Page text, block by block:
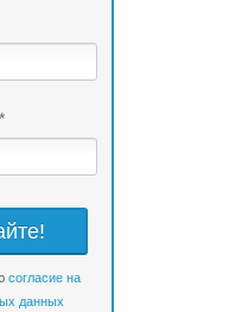
*
согласие на
данных